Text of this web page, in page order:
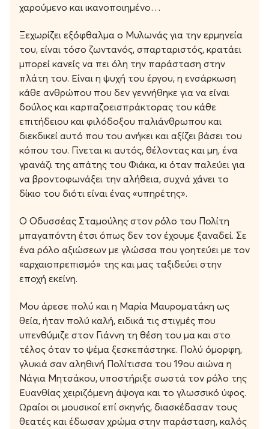
χαρούμενο και ικανοποιημένο…
Ξεχωρίζει εξόφθαλμα ο Μυλωνάς για την ερμηνεία
του, είναι τόσο ζωντανός, σπαρταριστός, κρατάει
μπορεί κανείς να πει όλη την παράσταση στην
πλάτη του. Είναι η ψυχή του έργου, η ενσάρκωση
κάθε ανθρώπου που δεν γεννήθηκε για να είναι
δούλος και καρπαζοεισπράκτορας του κάθε
επιτήδειου και φιλόδοξου παλιάνθρωπου και
διεκδικεί αυτό που του ανήκει και αξίζει βάσει του
κόπου του. Γίνεται κι αυτός, θέλοντας και μη, ένα
γρανάζι της απάτης του Φιάκα, κι όταν παλεύει για
να βροντοφωνάξει την αλήθεια, συχνά χάνει το
δίκιο του διότι είναι ένας «υπηρέτης».
Ο Οδυσσέας Σταμούλης στον ρόλο του Πολίτη
μπαγαπόντη έτσι όπως δεν τον έχουμε ξαναδεί. Σε
ένα ρόλο αξιώσεων με γλώσσα που γοητεύει με τον
«αρχαιοπρεπισμό» της και μας ταξιδεύει στην
εποχή εκείνη.
Μου άρεσε πολύ και η Μαρία Μαυροματάκη ως
θεία, ήταν πολύ καλή, ειδικά τις στιγμές που
υπενθύμιζε στον Γιάννη τη θέση του μα και στο
τέλος όταν το ψέμα ξεσκεπάστηκε. Πολύ όμορφη,
γλυκιά σαν αληθινή Πολίτισσα του 19ου αιώνα η
Νάγια Μητσάκου, υποστήριξε σωστά τον ρόλο της
Ευανθίας χειριζόμενη άψογα και το γλωσσικό ύφος.
Ωραίοι οι μουσικοί επί σκηνής, διασκέδασαν τους
θεατές και έδωσαν χρώμα στην παράσταση, καλός